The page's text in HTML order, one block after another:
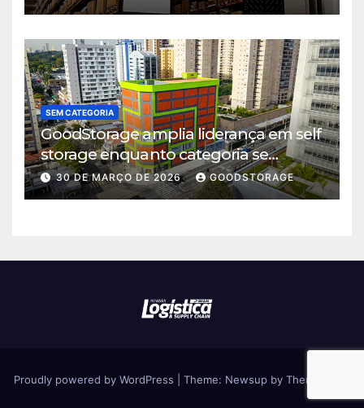
SEM CATEGORIA
GoodStorage amplia liderança em self
storage enquanto categoria se
consolida em São Paulo
30 DE MARÇO DE 2026 GOODSTORAGE
Proudly powered by WordPress Theme: Newsup by Themeansar